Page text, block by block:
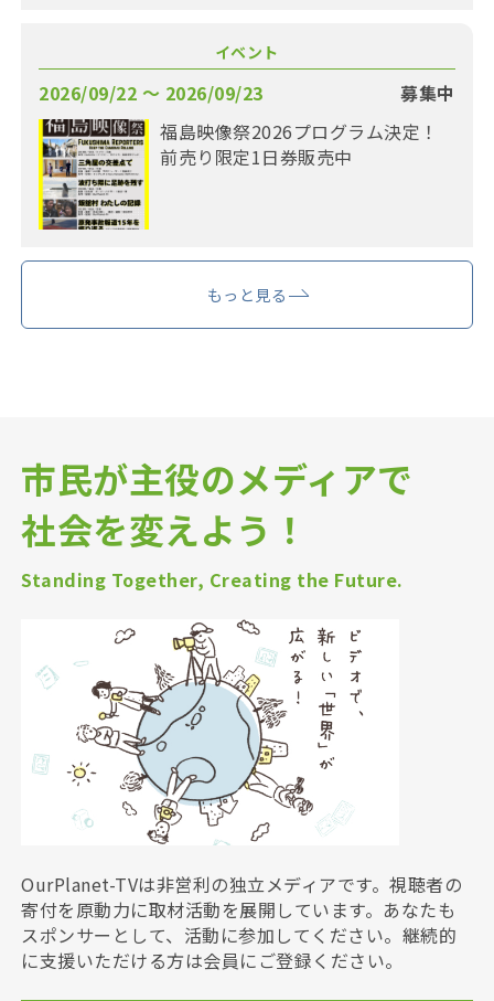
イベント
2026/09/22 〜 2026/09/23
募集中
福島映像祭2026プログラム決定！
前売り限定1日券販売中
もっと見る
市民が主役のメディアで
社会を変えよう！
Standing Together, Creating the Future.
OurPlanet-TVは非営利の独立メディアです。視聴者の
寄付を原動力に取材活動を展開しています。あなたも
スポンサーとして、活動に参加してください。継続的
に支援いただける方は会員にご登録ください。